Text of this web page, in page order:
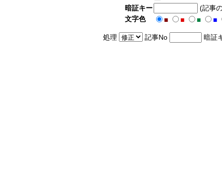
暗証キー
(記事
文字色
■ ■ ■ ■
処理 記事No 暗証